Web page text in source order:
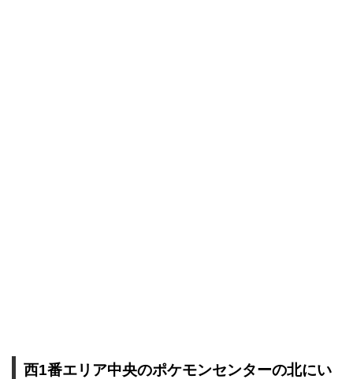
西1番エリア中央のポケモンセンターの北にい